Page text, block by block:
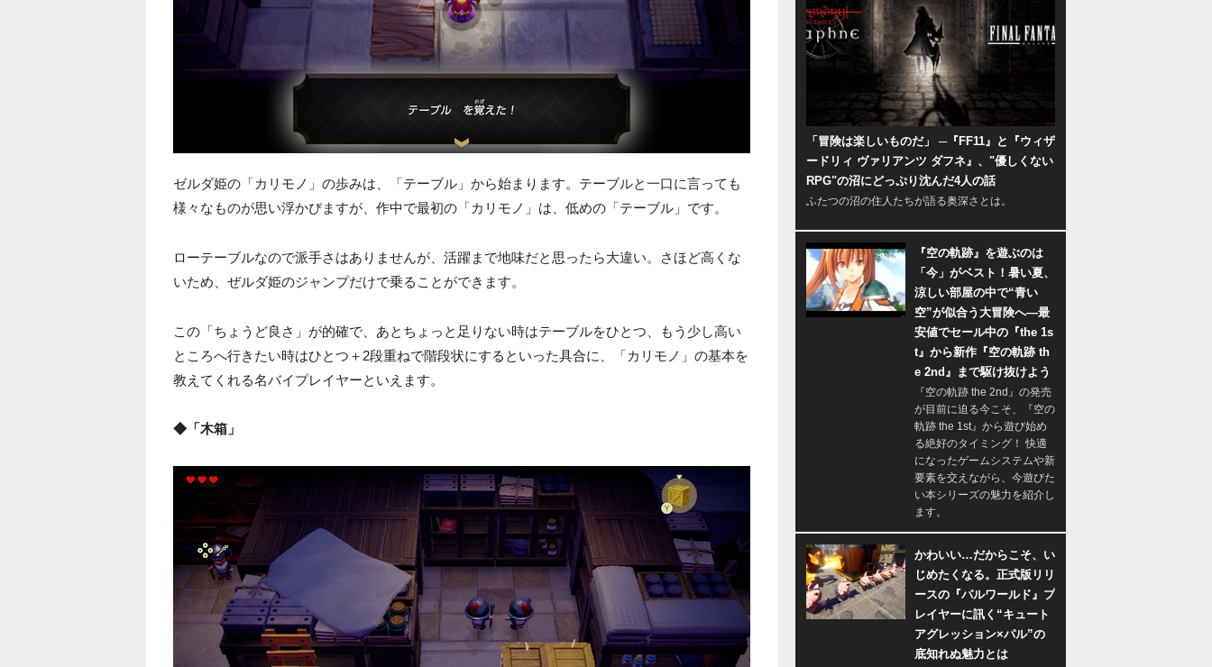
ゼルダ姫の「カリモノ」の歩みは、「テーブル」から始まります。テーブルと一口に言っても
様々なものが思い浮かびますが、作中で最初の「カリモノ」は、低めの「テーブル」です。
ローテーブルなので派手さはありませんが、活躍まで地味だと思ったら大違い。さほど高くな
いため、ぜルダ姫のジャンプだけで乗ることができます。
この「ちょうど良さ」が的確で、あとちょっと足りない時はテーブルをひとつ、もう少し高い
ところへ行きたい時はひとつ＋2段重ねで階段状にするといった具合に、「カリモノ」の基本を
教えてくれる名バイプレイヤーといえます。
◆「木箱」
「冒険は楽しいものだ」 ─『FF11』と『ウィザ
ードリィ ヴァリアンツ ダフネ』、"優しくない
RPG"の沼にどっぷり沈んだ4人の話
ふたつの沼の住人たちが語る奥深さとは。
『空の軌跡』を遊ぶのは
「今」がベスト！暑い夏、
涼しい部屋の中で“青い
空”が似合う大冒険へ―最
安値でセール中の『the 1s
t』から新作『空の軌跡 th
e 2nd』まで駆け抜けよう
『空の軌跡 the 2nd』の発売
が目前に迫る今こそ、『空の
軌跡 the 1st』から遊び始め
る絶好のタイミング！ 快適
になったゲームシステムや新
要素を交えながら、今遊びた
い本シリーズの魅力を紹介し
ます。
かわいい…だからこそ、い
じめたくなる。正式版リリ
ースの『パルワールド』プ
レイヤーに訊く“キュート
アグレッション×パル”の
底知れぬ魅力とは